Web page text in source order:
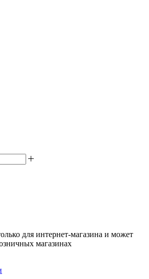
для интернет-магазина и может
магазинах